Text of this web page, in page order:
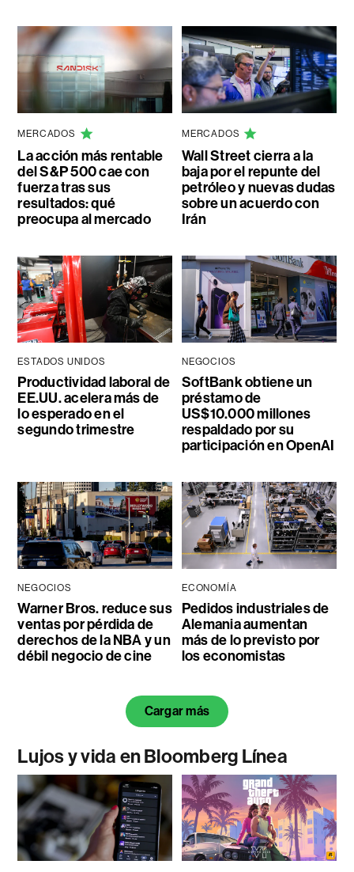
MERCADOS
La acción más rentable
del S&P 500 cae con
fuerza tras sus
resultados: qué
preocupa al mercado
MERCADOS
Wall Street cierra a la
baja por el repunte del
petróleo y nuevas dudas
sobre un acuerdo con
Irán
ESTADOS UNIDOS
Productividad laboral de
EE.UU. acelera más de
lo esperado en el
segundo trimestre
NEGOCIOS
SoftBank obtiene un
préstamo de
US$10.000 millones
respaldado por su
participación en OpenAI
NEGOCIOS
Warner Bros. reduce sus
ventas por pérdida de
derechos de la NBA y un
débil negocio de cine
ECONOMÍA
Pedidos industriales de
Alemania aumentan
más de lo previsto por
los economistas
Cargar más
Lujos y vida en Bloomberg Línea